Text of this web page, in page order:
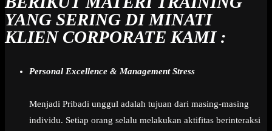
YANG SERING DI MINATI
KLIEN CORPORATE KAMI :
Personal Excellence & Management Stress
Menjadi Pribadi unggul adalah tujuan dari masing-masing
individu. Setiap orang selalu melakukan aktifitas berinteraksi